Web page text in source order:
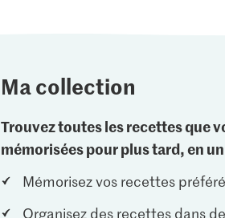
Ma collection
Trouvez toutes les recettes que
mémorisées pour plus tard, en
Mémorisez vos recettes
Organisez des recettes dans